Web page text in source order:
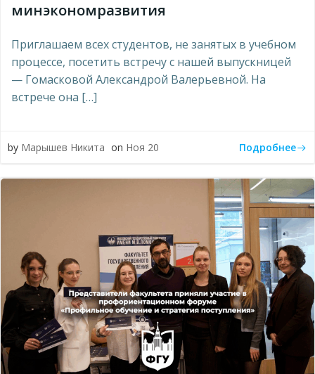
минэкономразвития
Приглашаем всех студентов, не занятых в учебном
процессе, посетить встречу с нашей выпускницей
— Гомасковой Александрой Валерьевной. На
встрече она […]
by Марышев Никита on Ноя 20 Подробнее